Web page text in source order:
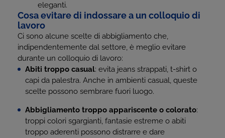
eleganti.
Cosa evitare di indossare a un colloquio di
lavoro
Ci sono alcune scelte di abbigliamento che,
indipendentemente dal settore, è meglio evitare
durante un colloquio di lavoro:
Abiti troppo casual: evita jeans strappati, t-shirt o
capi da palestra. Anche in ambienti casual, queste
scelte possono sembrare fuori luogo.
Abbigliamento troppo appariscente o colorato:
troppi colori sgargianti, fantasie estreme o abiti
troppo aderenti possono distrarre e dare